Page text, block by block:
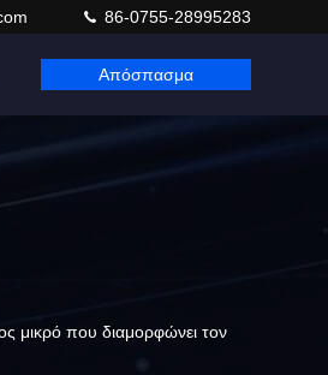
86-0755-28995283
Απόσπασμα
μικρό που διαμορφώνει τον